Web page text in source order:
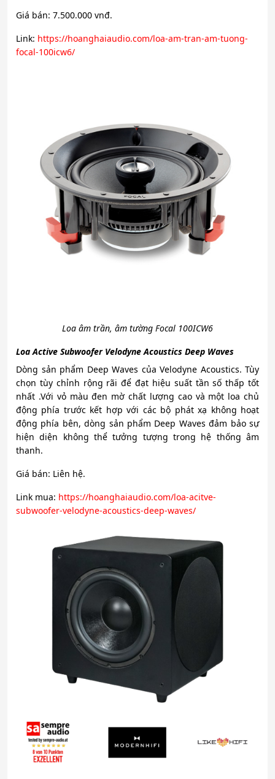
Giá bán: 7.500.000 vnđ.
Link: https://hoanghaiaudio.com/loa-am-tran-am-tuong-
focal-100icw6/
Loa âm trần, âm tường Focal 100ICW6
Loa Active Subwoofer Velodyne Acoustics Deep Waves
Dòng sản phẩm Deep Waves của Velodyne Acoustics. Tùy
chọn tùy chỉnh rộng rãi để đạt hiệu suất tần số thấp tốt
nhất .Với vỏ màu đen mờ chất lượng cao và một loa chủ
động phía trước kết hợp với các bộ phát xạ không hoạt
động phía bên, dòng sản phẩm Deep Waves đảm bảo sự
hiện diện không thể tưởng tượng trong hệ thống âm
thanh.
Giá bán: Liên hệ.
Link mua: https://hoanghaiaudio.com/loa-acitve-
subwoofer-velodyne-acoustics-deep-waves/